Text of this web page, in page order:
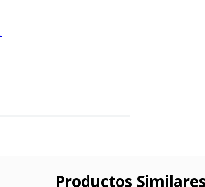
Productos Similares